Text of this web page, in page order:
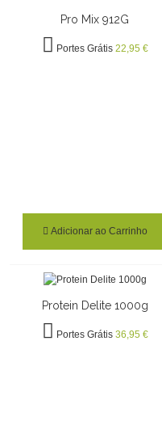
Pro Mix 912G
Portes Grátis 22,95 €
Adicionar ao Carrinho
Protein Delite 1000g
Portes Grátis 36,95 €